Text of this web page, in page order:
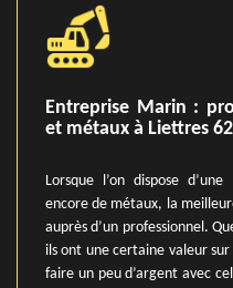
Entreprise Marin :
et métaux à Liettres
Lorsque l’on dispose
encore de métaux, la
auprès d’un professionnel.
ils ont une certaine valeur
faire un peu d’argent avec